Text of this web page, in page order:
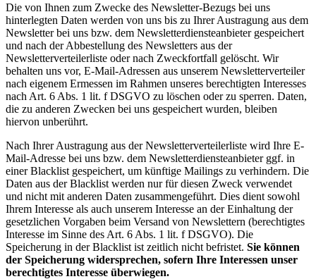
Die von Ihnen zum Zwecke des Newsletter-Bezugs bei uns
hinterlegten Daten werden von uns bis zu Ihrer Austragung aus dem
Newsletter bei uns bzw. dem Newsletterdiensteanbieter gespeichert
und nach der Abbestellung des Newsletters aus der
Newsletterverteilerliste oder nach Zweckfortfall gelöscht. Wir
behalten uns vor, E-Mail-Adressen aus unserem Newsletterverteiler
nach eigenem Ermessen im Rahmen unseres berechtigten Interesses
nach Art. 6 Abs. 1 lit. f DSGVO zu löschen oder zu sperren. Daten,
die zu anderen Zwecken bei uns gespeichert wurden, bleiben
hiervon unberührt.
Nach Ihrer Austragung aus der Newsletterverteilerliste wird Ihre E-
Mail-Adresse bei uns bzw. dem Newsletterdiensteanbieter ggf. in
einer Blacklist gespeichert, um künftige Mailings zu verhindern. Die
Daten aus der Blacklist werden nur für diesen Zweck verwendet
und nicht mit anderen Daten zusammengeführt. Dies dient sowohl
Ihrem Interesse als auch unserem Interesse an der Einhaltung der
gesetzlichen Vorgaben beim Versand von Newslettern (berechtigtes
Interesse im Sinne des Art. 6 Abs. 1 lit. f DSGVO). Die
Speicherung in der Blacklist ist zeitlich nicht befristet. Sie können
der Speicherung widersprechen, sofern Ihre Interessen unser
berechtigtes Interesse überwiegen.